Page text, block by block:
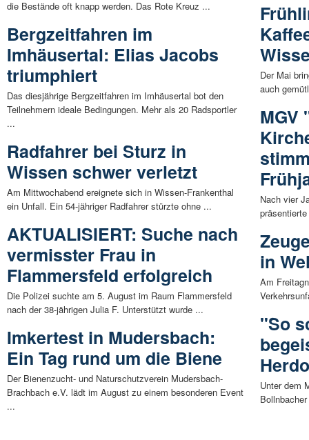
die Bestände oft knapp werden. Das Rote Kreuz ...
Bergzeitfahren im
Imhäusertal: Elias Jacobs
triumphiert
Das diesjährige Bergzeitfahren im Imhäusertal bot den
Teilnehmern ideale Bedingungen. Mehr als 20 Radsportler
...
Radfahrer bei Sturz in
Wissen schwer verletzt
Am Mittwochabend ereignete sich in Wissen-Frankenthal
ein Unfall. Ein 54-jähriger Radfahrer stürzte ohne ...
AKTUALISIERT: Suche nach
vermisster Frau in
Flammersfeld erfolgreich
Die Polizei suchte am 5. August im Raum Flammersfeld
nach der 38-jährigen Julia F. Unterstützt wurde ...
Imkertest in Mudersbach:
Ein Tag rund um die Biene
Der Bienenzucht- und Naturschutzverein Mudersbach-
Brachbach e.V. lädt im August zu einem besonderen Event
...
Der Mai
auch
MGV
Nach vier
in
Am
"So
Unter dem